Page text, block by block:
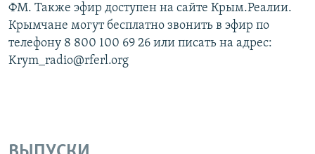
ФМ. Также эфир доступен на сайте Крым.Реалии.
Крымчане могут бесплатно звонить в эфир по
телефону 8 800 100 69 26 или писать на адрес:
Krym_radio@rferl.org